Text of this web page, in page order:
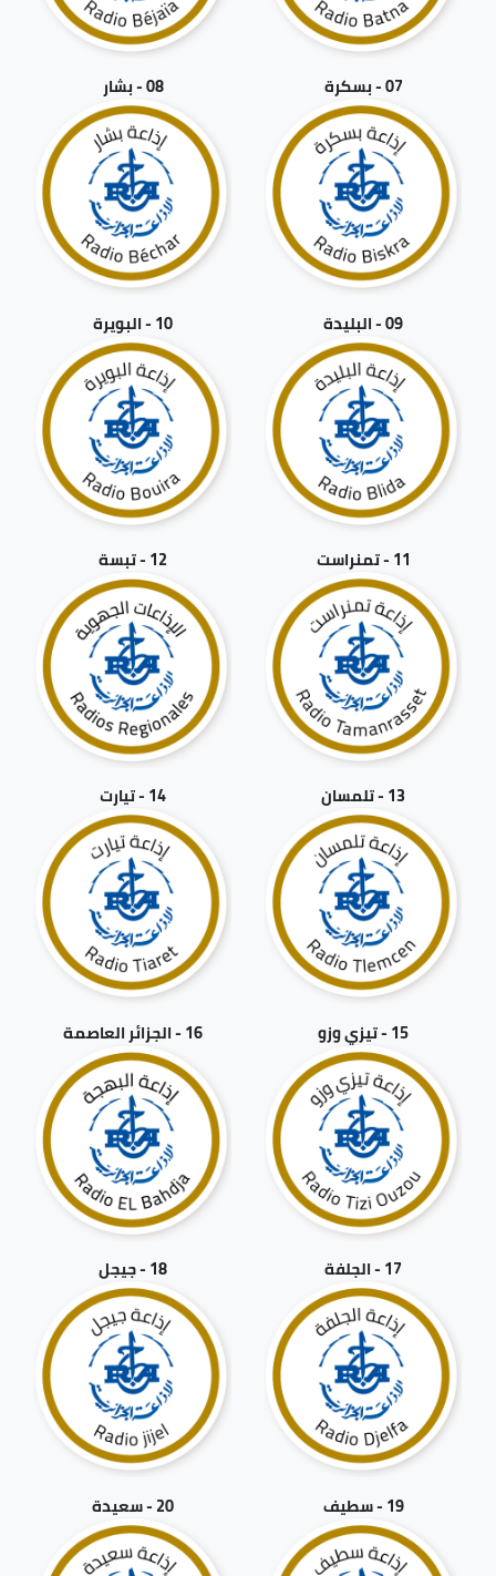
07 - بسكرة 08 - بشار
09 - البليدة 10 - البويرة
11 - تمنراست 12 - تبسة
13 - تلمسان 14 - تيارت
15 - تيزي وزو 16 - الجزائر العاصمة
17 - الجلفة 18 - جيجل
19 - سطيف 20 - سعيدة